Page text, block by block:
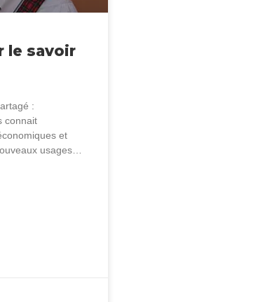
le savoir
:
connait
et
usages…